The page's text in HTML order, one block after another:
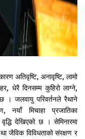
अतिवृष्टि, अनावृष्टि, लामो
धेरै दिनसम्म कुहिरो लाग्ने,
। जलवायु परिवर्तनले रैथाने
नयाँ मिचाहा प्रजातिका
देखिएको छ । सेमिनारमा
जैविक विविधताको संरक्षण र